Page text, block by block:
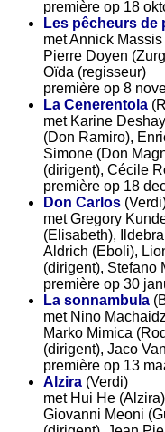
première op 18
Les pêcheurs de
met Annick
Pierre Doyen
Oïda (regisseur)
première op 8
La Cenerentola
met Karine
(Don Ramiro),
Simone (Don
(dirigent), Cécile
première op 18
Don Carlos
met Gregory
(Elisabeth),
Aldrich (Eboli),
(dirigent), Stefano
première op 30
La sonnambula
met Nino
Marko Mimica
(dirigent), Jaco
première op 13
Alzira (Verdi)
met Hui He
Giovanni Meoni